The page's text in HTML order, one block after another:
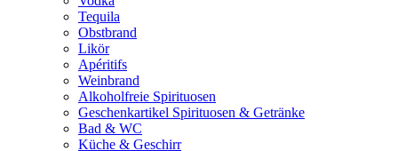
Tequila
Obstbrand
Likör
Apéritifs
Weinbrand
Alkoholfreie Spirituosen
Geschenkartikel Spirituosen & Getränke
Bad & WC
Küche & Geschirr